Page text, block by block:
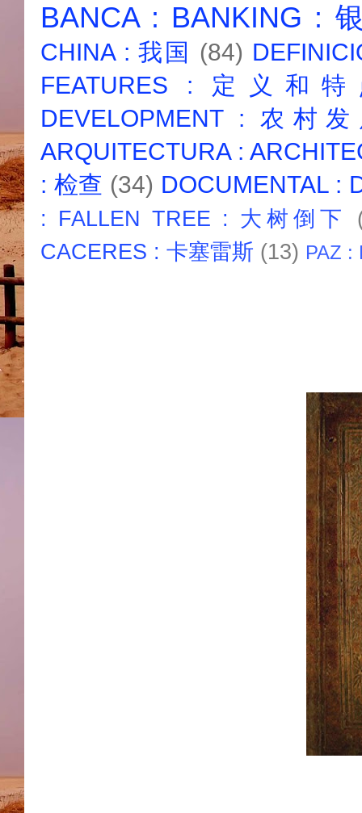
BANCA : BANKING :
CHINA : 我国 (84)
FEATURES : 定义和
DEVELOPMENT : 农村
ARQUITECTURA :
: 检查 (34) DOCUMENTAL :
: FALLEN TREE : 大树倒下
CACERES : 卡塞雷斯 (13) PAZ :